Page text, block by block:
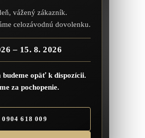
vážený zákazník.
celozávodnú dovolenku.
– 15. 8. 2026
budeme opäť k dispozícii.
za pochopenie.
0904 618 009